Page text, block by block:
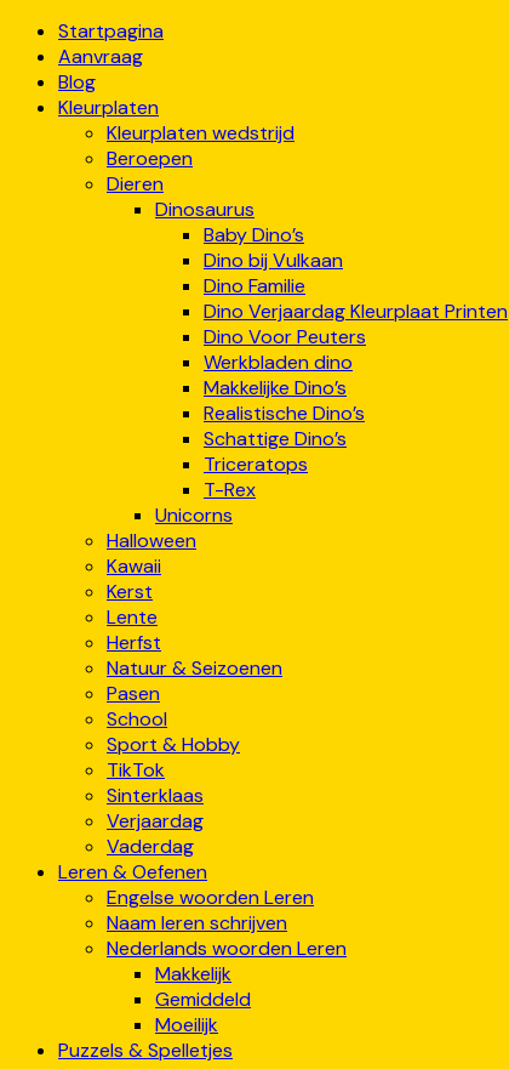
Startpagina
Aanvraag
Blog
Kleurplaten
Kleurplaten wedstrijd
Beroepen
Dieren
Dinosaurus
Baby Dino’s
Dino bij Vulkaan
Dino Familie
Dino Verjaardag Kleurplaat Printen
Dino Voor Peuters
Werkbladen dino
Makkelijke Dino’s
Realistische Dino’s
Schattige Dino’s
Triceratops
T-Rex
Unicorns
Halloween
Kawaii
Kerst
Lente
Herfst
Natuur & Seizoenen
Pasen
School
Sport & Hobby
TikTok
Sinterklaas
Verjaardag
Vaderdag
Leren & Oefenen
Engelse woorden Leren
Naam leren schrijven
Nederlands woorden Leren
Makkelijk
Gemiddeld
Moeilijk
Puzzels & Spelletjes